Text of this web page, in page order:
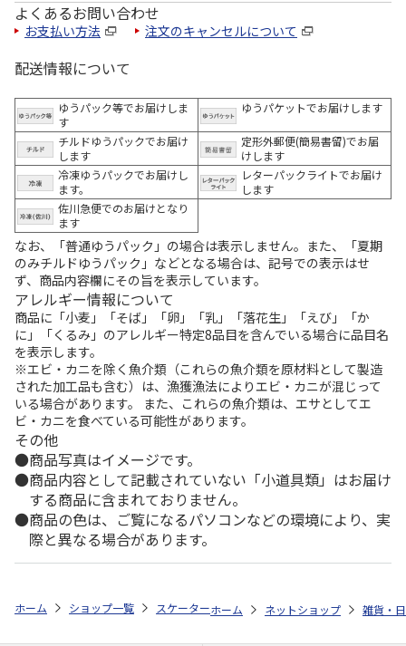
よくあるお問い合わせ
お支払い方法 注文のキャンセルについて
配送情報について
ゆうパック等でお届けしま
す
ゆうパケットでお届けします
チルドゆうパックでお届け
します
定形外郵便(簡易書留)でお届
けします
冷凍ゆうパックでお届けし
ます。
レターパックライトでお届け
します
佐川急便でのお届けとなり
ます
なお、「普通ゆうパック」の場合は表示しません。また、「夏期
のみチルドゆうパック」などとなる場合は、記号での表示はせ
ず、商品内容欄にその旨を表示しています。
アレルギー情報について
商品に「小麦」「そば」「卵」「乳」「落花生」「えび」「か
に」「くるみ」のアレルギー特定8品目を含んでいる場合に品目名
を表示します。
※エビ・カニを除く魚介類（これらの魚介類を原材料として製造
された加工品も含む）は、漁獲漁法によりエビ・カニが混じって
いる場合があります。 また、これらの魚介類は、エサとしてエ
ビ・カニを食べている可能性があります。
その他
商品写真はイメージです。
商品内容として記載されていない「小道具類」はお届け
する商品に含まれておりません。
商品の色は、ご覧になるパソコンなどの環境により、実
際と異なる場合があります。
ホーム ショップ一覧 スケーター 食洗機対応 ふわっと弁当箱 530ml
ホーム ネットショップ 雑貨・